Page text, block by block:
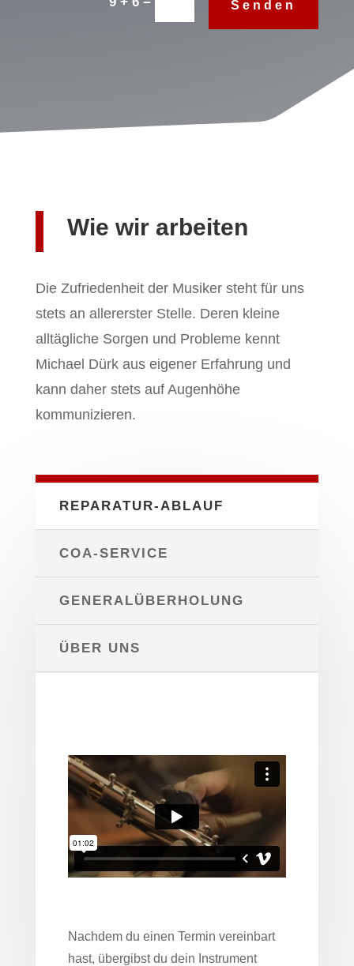
Senden
Wie wir arbeiten
Die Zufriedenheit der Musiker steht für uns
stets an allererster Stelle. Deren kleine
alltägliche Sorgen und Probleme kennt
Michael Dürk aus eigener Erfahrung und
kann daher stets auf Augenhöhe
kommunizieren.
REPARATUR-ABLAUF
COA-SERVICE
GENERALÜBERHOLUNG
ÜBER UNS
Nachdem du einen Termin vereinbart
hast, übergibst du dein Instrument